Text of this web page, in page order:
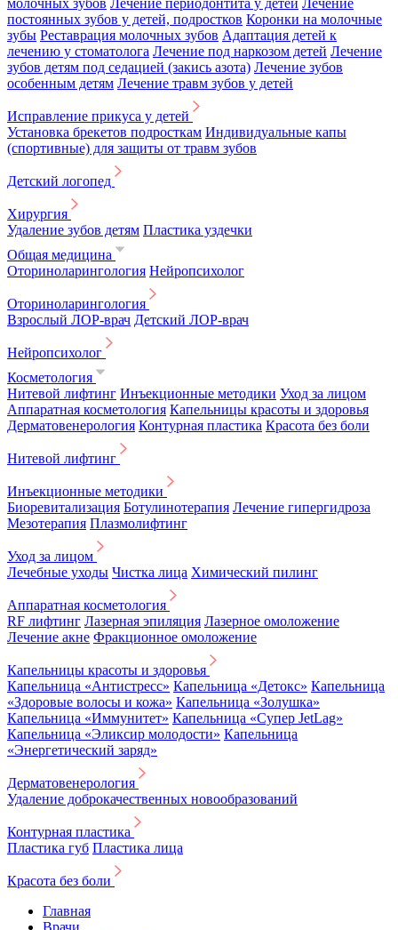
молочных зубов Лечение периодонтита у детей Лечение
постоянных зубов у детей, подростков Коронки на молочные
зубы Реставрация молочных зубов Адаптация детей к
лечению у стоматолога Лечение под наркозом детей Лечение
зубов детям под седацией (закись азота) Лечение зубов
особенным детям Лечение травм зубов у детей
Исправление прикуса у детей
Установка брекетов подросткам Индивидуальные капы
(спортивные) для защиты от травм зубов
Детский логопед
Хирургия
Удаление зубов детям Пластика уздечки
Общая медицина
Оториноларингология Нейропсихолог
Оториноларингология
Взрослый ЛОР-врач Детский ЛОР-врач
Нейропсихолог
Косметология
Нитевой лифтинг Инъекционные методики Уход за лицом
Аппаратная косметология Капельницы красоты и здоровья
Дерматовенерология Контурная пластика Красота без боли
Нитевой лифтинг
Инъекционные методики
Биоревитализация Ботулинотерапия Лечение гипергидроза
Мезотерапия Плазмолифтинг
Уход за лицом
Лечебные уходы Чистка лица Химический пилинг
Аппаратная косметология
RF лифтинг Лазерная эпиляция Лазерное омоложение
Лечение акне Фракционное омоложение
Капельницы красоты и здоровья
Капельница «Антистресс» Капельница «Детокс» Капельница
«Здоровые волосы и кожа» Капельница «Золушка»
Капельница «Иммунитет» Капельница «Супер JetLag»
Капельница «Эликсир молодости» Капельница
«Энергетический заряд»
Дерматовенерология
Удаление доброкачественных новообразований
Контурная пластика
Пластика губ Пластика лица
Красота без боли
Главная
Врачи